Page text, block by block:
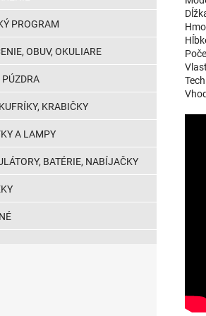
PROGRAM
OBUV, OKULIARE
PÚZDRA
KRABIČKY
A LAMPY
BATÉRIE, NABÍJAČKY